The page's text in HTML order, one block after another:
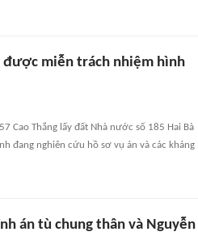
được miễn trách nhiệm hình
Cao Thắng lấy đất Nhà nước số 185 Hai Bà
đang nghiên cứu hồ sơ vụ án và các kháng
án tù chung thân và Nguyễn